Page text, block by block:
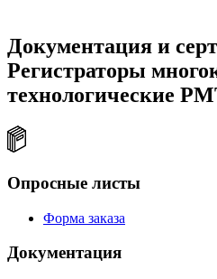
Документация и
Регистраторы
технологические
Опросные листы
Форма заказа
Документация